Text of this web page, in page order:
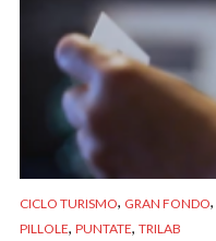
CICLO TURISMO, GRAN FONDO,
PILLOLE, PUNTATE, TRILAB